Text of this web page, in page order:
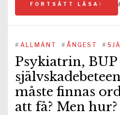
FORTSÄTT LÄSA
# ALLMÄNT # ÅNGEST #
Psykiatrin, BUP
måste finnas
att få? Men hur?